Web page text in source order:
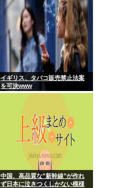
るも壮絶な返り討ちにあう
イギリス、タバコ販売禁止法案
を可決www
中国、高品質な”新幹線”が作れ
ず日本に泣きつくしかない模様